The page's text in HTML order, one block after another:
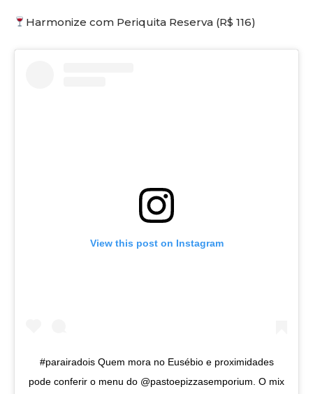
Harmonize com Periquita Reserva (R$ 116)
View this post on Instagram
#parairadois Quem mora no Eusébio e proximidades
pode conferir o menu do @pastoepizzasemporium. O mix